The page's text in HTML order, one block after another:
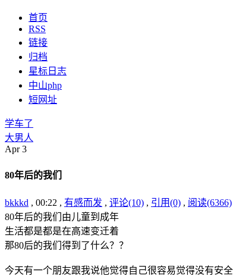
首页
RSS
链接
归档
星标日志
中山php
短网址
学车了
大男人
Apr 3
80年后的我们
bkkkd , 00:22 , 有感而发 , 评论(10) , 引用(0) , 阅读(6366)
80年后的我们由儿童到成年
生活都是都是在高速变迁着
那80后的我们得到了什么？？
今天有一个朋友跟我说他觉得自己很容易觉得没有安